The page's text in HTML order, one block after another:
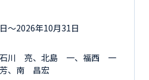
〜2026年10月31日
川 亮、北島 一、福西 一
、南 昌宏